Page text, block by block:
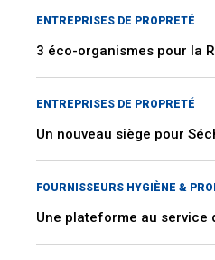
ENTREPRISES DE PROPRETÉ
3 éco-organismes pour la
ENTREPRISES DE PROPRETÉ
Un nouveau siège pour
FOURNISSEURS HYGIÈNE &
Une plateforme au service